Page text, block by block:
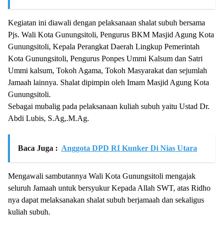
Kegiatan ini diawali dengan pelaksanaan shalat subuh bersama
Pjs. Wali Kota Gunungsitoli, Pengurus BKM Masjid Agung Kota
Gunungsitoli, Kepala Perangkat Daerah Lingkup Pemerintah
Kota Gunungsitoli, Pengurus Ponpes Ummi Kalsum dan Satri
Ummi kalsum, Tokoh Agama, Tokoh Masyarakat dan sejumlah
Jamaah lainnya. Shalat dipimpin oleh Imam Masjid Agung Kota
Gunungsitoli.
Sebagai mubalig pada pelaksanaan kuliah subuh yaitu Ustad Dr.
Abdi Lubis, S.Ag,.M.Ag.
Baca Juga : Anggota DPD RI Kunker Di Nias Utara
Mengawali sambutannya Wali Kota Gunungsitoli mengajak
seluruh Jamaah untuk bersyukur Kepada Allah SWT, atas Ridho
nya dapat melaksanakan shalat subuh berjamaah dan sekaligus
kuliah subuh.